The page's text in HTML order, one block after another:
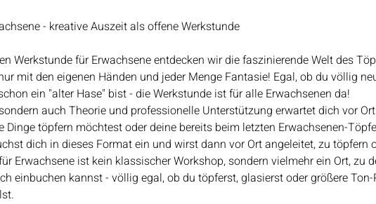
- kreative Auszeit als offene Werkstunde​​
Werkstunde für Erwachsene entdecken wir die faszinierende Welt des
mit den eigenen Händen und jeder Menge Fantasie! Egal, ob du völlig
ein "alter Hase" bist - die Werkstunde ist für alle Erwachsenen da!
auch Theorie und professionelle Unterstützung erwartet dich vor
Dinge töpfern möchtest oder deine bereits beim letzten Erwachsenen-
dich in dieses Format ein und wirst dann vor Ort angeleitet, zu töpfern
Erwachsene ist kein klassischer Workshop, sondern vielmehr ein Ort, zu
einbuchen kannst - völlig egal, ob du töpferst, glasierst oder größere